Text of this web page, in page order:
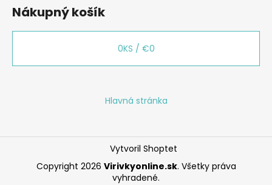
Nákupný košík
0KS / €0
Hlavná stránka
Vytvoril Shoptet
Copyright 2026 Virivkyonline.sk. Všetky práva
vyhradené.